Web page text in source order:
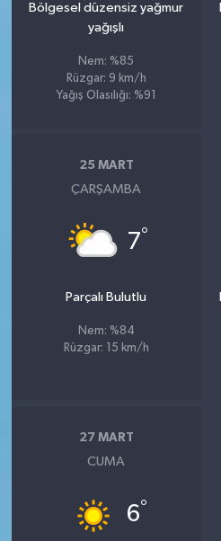
Bölgesel düzensiz yağmur
yağışlı
Nem: %85
Rüzgar: 9 km/h
Yağış Olasılığı: %91
25 MART
ÇARŞAMBA
7°
Parçalı Bulutlu
Nem: %84
Rüzgar: 15 km/h
27 MART
CUMA
6°